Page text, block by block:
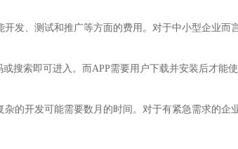
、测试和推广等方面的费用。对于中小型企业而
搜索即可进入。而APP需要用户下载并安装后才能使
开发可能需要数月的时间。对于有紧急需求的企